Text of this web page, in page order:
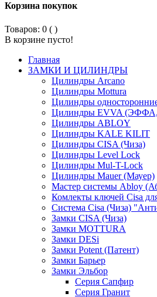
Корзина покупок
Товаров: 0 ( )
В корзине пусто!
Главная
ЗАМКИ И ЦИЛИНДРЫ
Цилиндры Arcano
Цилиндры Mottura
Цилиндры
Цилиндры EVVA
Цилиндры ABLOY
Цилиндры KALE KILIT
Цилиндры CISA (Чиза)
Цилиндры Level Lock
Цилиндры Mul-T-Lock
Цилиндры Mauer (Мауер)
Мастер системы Abloy
Комлекты ключей Cisa
Система Cisa (Чиза)
Замки CISA (Чиза)
Замки MOTTURA
Замки DESi
Замки Potent (Патент)
Замки Барьер
Замки Эльбор
Серия Сапфир
Серия Гранит